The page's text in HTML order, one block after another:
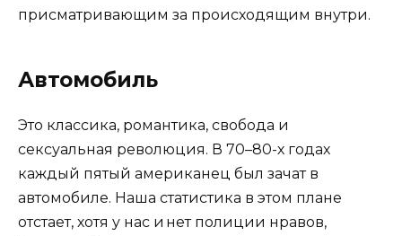
присматривающим за происходящим внутри.
Автомобиль
Это классика, романтика, свобода и
сексуальная революция. В 70–80-х годах
каждый пятый американец был зачат в
автомобиле. Наша статистика в этом плане
отстает, хотя у нас и нет полиции нравов,